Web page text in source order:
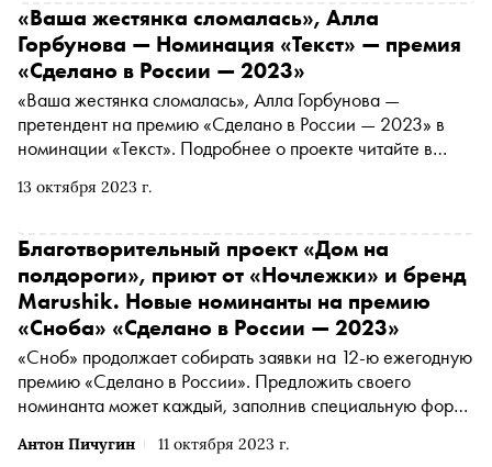
агентом *)книжный сервис «Яндекс Плюса», выбрали
пять книг, которые притворяются то научной
фантастикой, то триллером, то городским фэнтези, а на
деле оказываются авторским высказыванием о том, как
устроена действительность
13 октября 2023 г.
«Ваша жестянка сломалась», Алла
Горбунова — Номинация «Текст» — премия
«Сделано в России — 2023»
«Ваша жестянка сломалась», Алла Горбунова —
претендент на премию «Сделано в России — 2023» в
номинации «Текст». Подробнее о проекте читайте в
— «МТС Банк Premium&Private». Технологический
практика важных дел» — «Россия — страна
возможностей»
Антон Пичугин 11 октября 2023 г.
Благотворительный проект «Дом на
полдороги», приют от «Ночлежки» и бренд
Marushik. Новые номинанты на премию
«Сноба» «Сделано в России — 2023»
«Сноб» продолжает собирать заявки на 12-ю ежегодную
премию «Сделано в России». Предложить своего
номинанта может каждый, заполнив специальную форму
номинантах за прошедшую неделю